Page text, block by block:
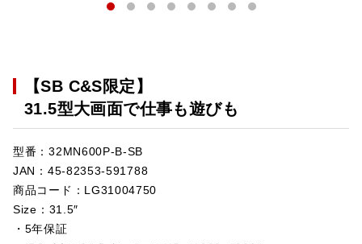
【SB C&S限定】
31.5型大画面で仕事も遊びも
型番：32MN600P-B-SB
JAN：45-82353-591788
商品コード：LG31004750
Size：31.5″
・5年保証